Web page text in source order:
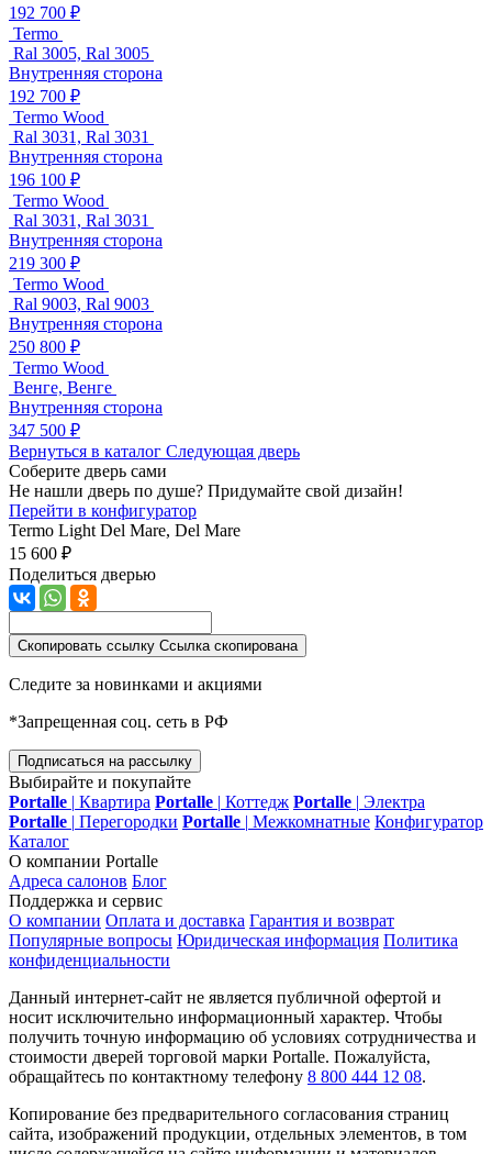
192 700 ₽
Termo
Ral 3005, Ral 3005
Внутренняя сторона
192 700 ₽
Termo Wood
Ral 3031, Ral 3031
Внутренняя сторона
196 100 ₽
Termo Wood
Ral 3031, Ral 3031
Внутренняя сторона
219 300 ₽
Termo Wood
Ral 9003, Ral 9003
Внутренняя сторона
250 800 ₽
Termo Wood
Венге, Венге
Внутренняя сторона
347 500 ₽
Вернуться в каталог Следующая дверь
Соберите дверь сами
Не нашли дверь по душе? Придумайте свой дизайн!
Перейти в конфигуратор
Termo Light Del Mare, Del Mare
15 600 ₽
Поделиться дверью
Скопировать ссылку Ссылка скопирована
Следите за новинками и акциями
*Запрещенная соц. сеть в РФ
Подписаться на рассылку
Выбирайте и покупайте
Portalle | Квартира Portalle | Коттедж Portalle | Электра
Portalle | Перегородки Portalle | Межкомнатные Конфигуратор
Каталог
О компании Portalle
Адреса салонов Блог
Поддержка и сервис
О компании Оплата и доставка Гарантия и возврат
Популярные вопросы Юридическая информация Политика
конфиденциальности
Данный интернет-сайт не является публичной офертой и
носит исключительно информационный характер. Чтобы
получить точную информацию об условиях сотрудничества и
стоимости дверей торговой марки Portalle. Пожалуйста,
обращайтесь по контактному телефону 8 800 444 12 08.
Копирование без предварительного согласования страниц
сайта, изображений продукции, отдельных элементов, в том